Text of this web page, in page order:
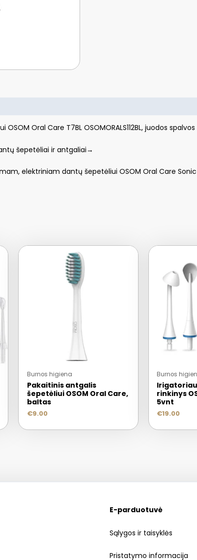
Oral Care T7BL OSOMORALS112BL, juodos spalvos
šepetėliai ir antgaliai→
elektriniam dantų šepetėliui OSOM Oral Care Sonic
Burnos higiena
Pakaitinis antgalis
šepetėliui OSOM Oral Care,
baltas
€9.00
Burnos
rinkinys
5vnt
€19.00
E-parduotuvė
Sąlygos ir taisyklės
Pristatymo informacija